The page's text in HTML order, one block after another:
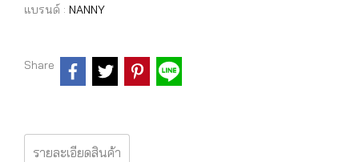
แบรนด์ : NANNY
Share
รายละเอียดสินค้า